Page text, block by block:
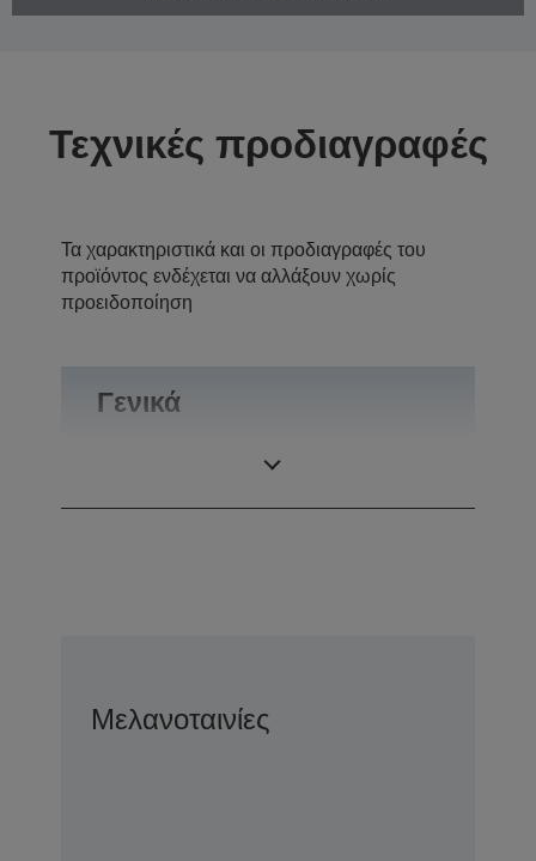
Τεχνικές προδιαγραφές
Τα χαρακτηριστικά και οι προδιαγραφές του
προϊόντος ενδέχεται να αλλάξουν χωρίς
προειδοποίηση
Γενικά
Μελανοταινίες